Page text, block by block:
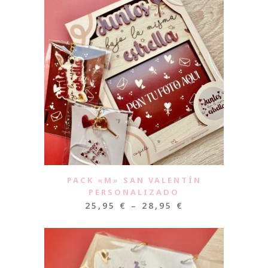
PACK «M» SAN VALENTÍN
PERSONALIZADO
25,95 € – 28,95 €